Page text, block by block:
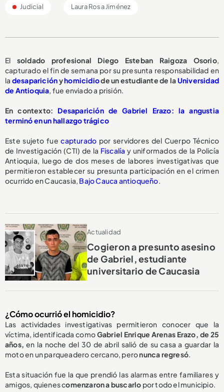
Judicial Laura Rosa Jiménez
El soldado profesional Diego Esteban Raigoza Osorio,
capturado el fin de semana por su presunta responsabilidad en
la desapariciónyhomicidiode un estudiante de laUniversidad
de Antioquia, fue enviado a prisión.
En contexto: Desaparición de Gabriel Erazo: la angustia
terminó en un hallazgo trágico
Este sujeto fuecapturado por servidores del Cuerpo Técnico
de Investigación (CTI) de la Fiscalía y uniformados de la Policía
Antioquia, luego de dos meses de labores investigativas que
permitieron establecer su presunta participación en el crimen
ocurrido en Caucasia, Bajo Cauca antioqueño.
Actualidad
Cogieron a presunto asesino
de Gabriel, estudiante
universitario de Caucasia
¿Cómo ocurrió el homicidio?
Las actividades investigativas permitieron conocer que la
víctima, identificada comoGabriel Enrique Arenas Erazo, de 25
años, en la noche del 30 de abril salió de su casa a guardar la
moto en un parqueadero cercano, peronunca regresó.
Esta situación fue la que prendió las alarmas entre familiares y
amigos, quienes comenzaron a buscarlo por todo el municipio.